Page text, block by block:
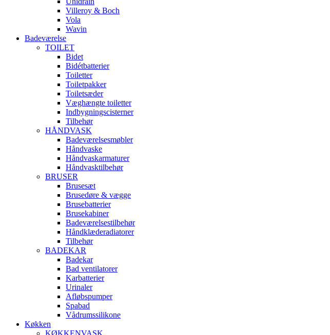
Villeroy & Boch
Vola
Wavin
Badeværelse
TOILET
Bidet
Bidétbatterier
Toiletter
Toiletpakker
Toiletsæder
Væghængte toiletter
Indbygningscisterner
Tilbehør
HÅNDVASK
Badeværelsesmøbler
Håndvaske
Håndvaskarmaturer
Håndvasktilbehør
BRUSER
Brusesæt
Brusedøre & vægge
Brusebatterier
Brusekabiner
Badeværelsestilbehør
Håndklæderadiatorer
Tilbehør
BADEKAR
Badekar
Bad ventilatorer
Karbatterier
Urinaler
Afløbspumper
Spabad
Vådrumssilikone
Køkken
KØKKENVASK